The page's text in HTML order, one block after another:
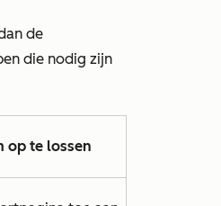
de
die nodig zijn
op te lossen